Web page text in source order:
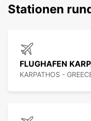
Stationen
FLUGHAFEN
KARPATHOS -